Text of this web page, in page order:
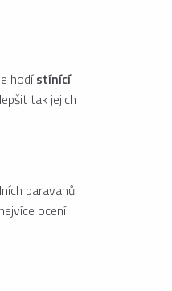
hodístínící
tak jejich
paravanů.
ocení